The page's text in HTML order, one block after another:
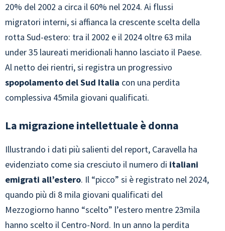
20% del 2002 a circa il 60% nel 2024. Ai flussi
migratori interni, si affianca la crescente scelta della
rotta Sud-estero: tra il 2002 e il 2024 oltre 63 mila
under 35 laureati meridionali hanno lasciato il Paese.
Al netto dei rientri, si registra un progressivo
spopolamento del Sud Italia con una perdita
complessiva 45mila giovani qualificati.
La migrazione intellettuale è donna
Illustrando i dati più salienti del report, Caravella ha
evidenziato come sia cresciuto il numero di italiani
emigrati all’estero. Il “picco” si è registrato nel 2024,
quando più di 8 mila giovani qualificati del
Mezzogiorno hanno “scelto” l’estero mentre 23mila
hanno scelto il Centro-Nord. In un anno la perdita